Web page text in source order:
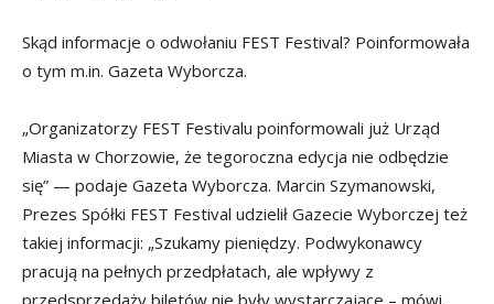
Skąd informacje o odwołaniu FEST Festival? Poinformowała
o tym m.in. Gazeta Wyborcza.
„Organizatorzy FEST Festivalu poinformowali już Urząd
Miasta w Chorzowie, że tegoroczna edycja nie odbędzie
się” — podaje Gazeta Wyborcza. Marcin Szymanowski,
Prezes Spółki FEST Festival udzielił Gazecie Wyborczej też
takiej informacji: „Szukamy pieniędzy. Podwykonawcy
pracują na pełnych przedpłatach, ale wpływy z
przedsprzedaży biletów nie były wystarczające – mówi.